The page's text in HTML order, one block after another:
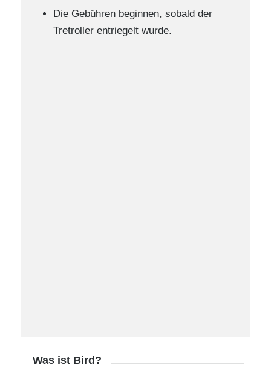
Die Gebühren beginnen, sobald der
Tretroller entriegelt wurde.
Was ist Bird?